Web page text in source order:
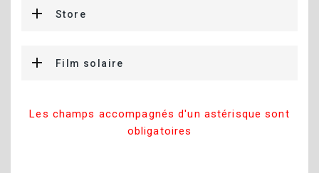
Store
Film solaire
Les champs accompagnés d'un astérisque sont
obligatoires